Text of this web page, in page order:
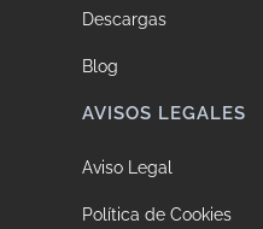
Descargas
Blog
AVISOS LEGALES
Aviso Legal
Política de Cookies